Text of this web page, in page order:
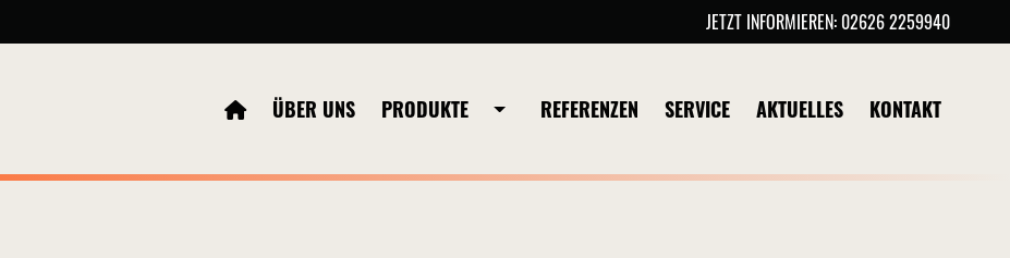
JETZT INFORMIEREN: 02626 2259940
ÜBER UNS PRODUKTE REFERENZEN SERVICE AKTUELLES KONTAKT